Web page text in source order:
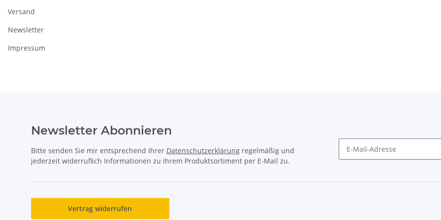
Versand
Newsletter
Impressum
Newsletter Abonnieren
Bitte senden Sie mir entsprechend Ihrer Datenschutzerklärung regelmäßig und
jederzeit widerruflich Informationen zu Ihrem Produktsortiment per E-Mail zu.
Vertrag widerrufen